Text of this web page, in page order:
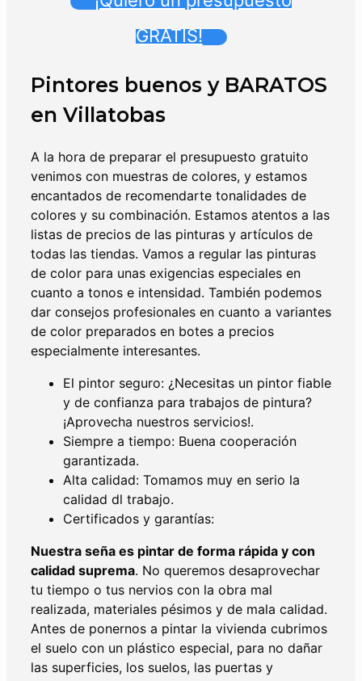
GRATIS!
Pintores buenos y BARATOS
en Villatobas
A la hora de preparar el presupuesto gratuito
venimos con muestras de colores, y estamos
encantados de recomendarte tonalidades de
colores y su combinación. Estamos atentos a las
listas de precios de las pinturas y artículos de
todas las tiendas. Vamos a regular las pinturas
de color para unas exigencias especiales en
cuanto a tonos e intensidad. También podemos
dar consejos profesionales en cuanto a variantes
de color preparados en botes a precios
especialmente interesantes.
El pintor seguro: ¿Necesitas un pintor fiable
y de confianza para trabajos de pintura?
¡Aprovecha nuestros servicios!.
Siempre a tiempo: Buena cooperación
garantizada.
Alta calidad: Tomamos muy en serio la
calidad dl trabajo.
Certificados y garantías:
Nuestra seña es pintar de forma rápida y con
calidad suprema. No queremos desaprovechar
tu tiempo o tus nervios con la obra mal
realizada, materiales pésimos y de mala calidad.
Antes de ponernos a pintar la vivienda cubrimos
el suelo con un plástico especial, para no dañar
las superficies, los suelos, las puertas y